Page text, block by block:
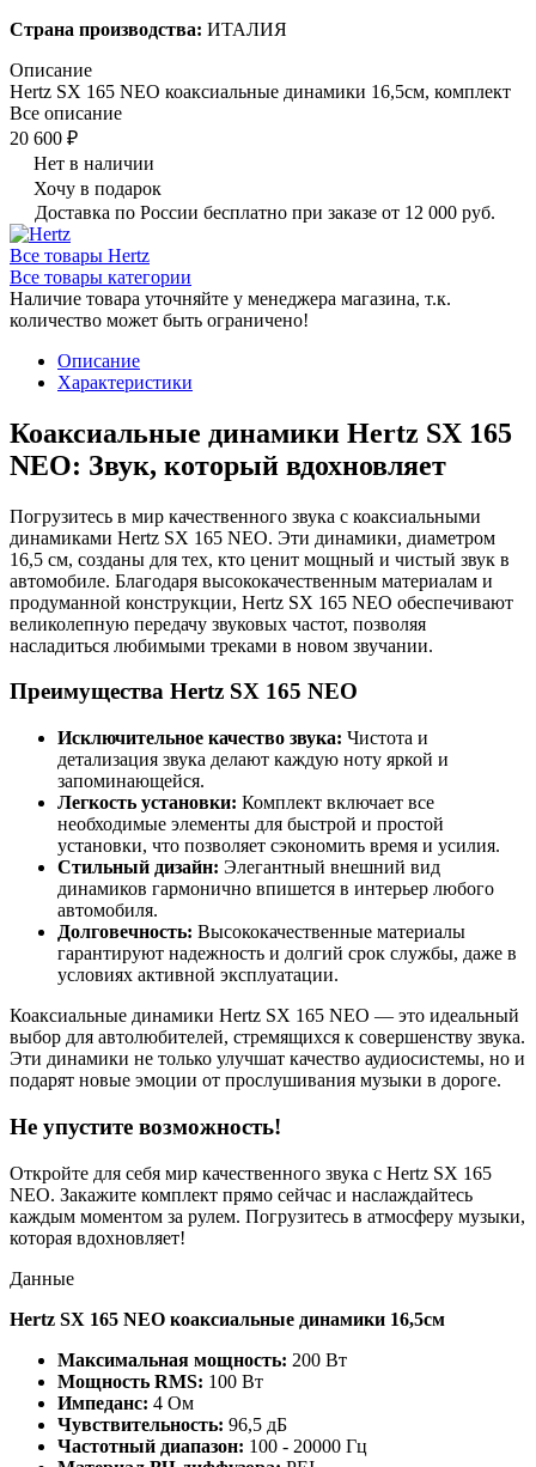
Страна производства: ИТАЛИЯ
Описание
Hertz SX 165 NEO коаксиальные динамики 16,5см, комплект
Все описание
20 600 ₽
Нет в наличии
Хочу в подарок
Доставка по России бесплатно при заказе от 12 000 руб.
Все товары Hertz
Все товары категории
Наличие товара уточняйте у менеджера магазина, т.к.
количество может быть ограничено!
Описание
Характеристики
Коаксиальные динамики Hertz SX 165
NEO: Звук, который вдохновляет
Погрузитесь в мир качественного звука с коаксиальными
динамиками Hertz SX 165 NEO. Эти динамики, диаметром
16,5 см, созданы для тех, кто ценит мощный и чистый звук в
автомобиле. Благодаря высококачественным материалам и
продуманной конструкции, Hertz SX 165 NEO обеспечивают
великолепную передачу звуковых частот, позволяя
насладиться любимыми треками в новом звучании.
Преимущества Hertz SX 165 NEO
Исключительное качество звука: Чистота и
детализация звука делают каждую ноту яркой и
запоминающейся.
Легкость установки: Комплект включает все
необходимые элементы для быстрой и простой
установки, что позволяет сэкономить время и усилия.
Стильный дизайн: Элегантный внешний вид
динамиков гармонично впишется в интерьер любого
автомобиля.
Долговечность: Высококачественные материалы
гарантируют надежность и долгий срок службы, даже в
условиях активной эксплуатации.
Коаксиальные динамики Hertz SX 165 NEO — это идеальный
выбор для автолюбителей, стремящихся к совершенству звука.
Эти динамики не только улучшат качество аудиосистемы, но и
подарят новые эмоции от прослушивания музыки в дороге.
Не упустите возможность!
Откройте для себя мир качественного звука с Hertz SX 165
NEO. Закажите комплект прямо сейчас и наслаждайтесь
каждым моментом за рулем. Погрузитесь в атмосферу музыки,
которая вдохновляет!
Данные
Hertz SX 165 NEO коаксиальные динамики 16,5см
Максимальная мощность: 200 Вт
Мощность RMS: 100 Вт
Импеданс: 4 Ом
Чувствительность: 96,5 дБ
Частотный диапазон: 100 - 20000 Гц